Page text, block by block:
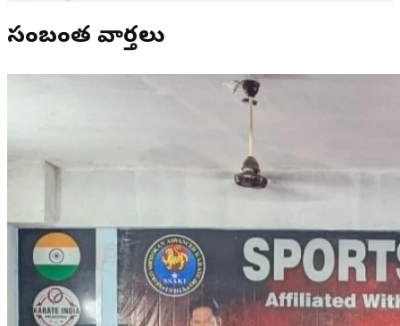
సంబంధిత వార్తలు